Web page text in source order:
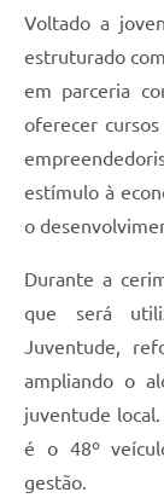
Voltado a
estruturado
em parceria
oferecer
estímulo à
o
Durante a
que será
Juventude,
ampliando o
juventude
é o 48º
gestão.